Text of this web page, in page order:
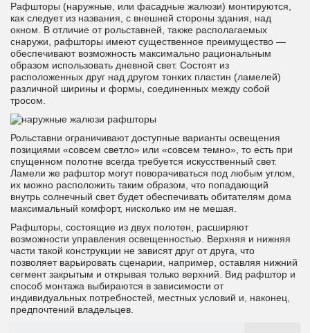
Рафшторы (наружные, или фасадные жалюзи) монтируются,
как следует из названия, с внешней стороны здания, над
окном. В отличие от рольставней, также располагаемых
снаружи, рафшторы имеют существенное преимущество —
обеспечивают возможность максимально рациональным
образом использовать дневной свет. Состоят из
расположенных друг над другом тонких пластин (ламелей)
различной ширины и формы, соединенных между собой
тросом.
Рольставни ограничивают доступные варианты освещения
позициями «совсем светло» или «совсем темно», то есть при
спущенном полотне всегда требуется искусственный свет.
Ламели же рафштор могут поворачиваться под любым углом,
их можно расположить таким образом, что попадающий
внутрь солнечный свет будет обеспечивать обитателям дома
максимальный комфорт, нисколько им не мешая.
Рафшторы, состоящие из двух полотен, расширяют
возможности управления освещенностью. Верхняя и нижняя
части такой конструкции не зависят друг от друга, что
позволяет варьировать сценарии, например, оставляя нижний
сегмент закрытым и открывая только верхний. Вид рафштор и
способ монтажа выбираются в зависимости от
индивидуальных потребностей, местных условий и, наконец,
предпочтений владельцев.